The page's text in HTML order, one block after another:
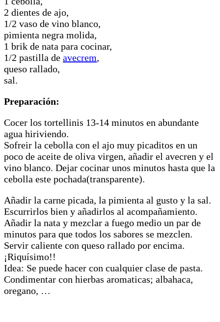
2 dientes de ajo,
1/2 vaso de vino blanco,
pimienta negra molida,
1 brik de nata para cocinar,
1/2 pastilla de avecrem,
queso rallado,
sal.
Preparación:
Cocer los tortellinis 13-14 minutos en abundante
agua hiriviendo.
Sofreir la cebolla con el ajo muy picaditos en un
poco de aceite de oliva virgen, añadir el avecren y el
vino blanco. Dejar cocinar unos minutos hasta que la
cebolla este pochada(transparente).
Añadir la carne picada, la pimienta al gusto y la sal.
Escurrirlos bien y añadirlos al acompañamiento.
Añadir la nata y mezclar a fuego medio un par de
minutos para que todos los sabores se mezclen.
Servir caliente con queso rallado por encima.
¡Riquísimo!!
Idea: Se puede hacer con cualquier clase de pasta.
Condimentar con hierbas aromaticas; albahaca,
oregano, …